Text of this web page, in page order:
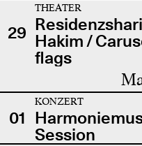
29
THEATER
Hakim /
flags
01
KONZERT
Session